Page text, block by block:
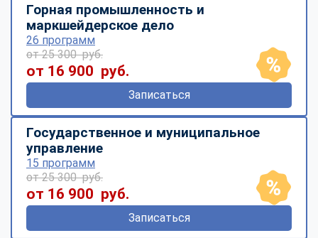
Горная промышленность и
маркшейдерское дело
26 программ
от 25 300 руб.
от 16 900 руб.
Записаться
Государственное и муниципальное
управление
15 программ
от 25 300 руб.
от 16 900 руб.
Записаться